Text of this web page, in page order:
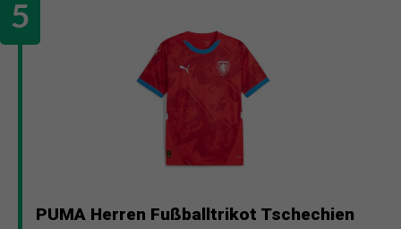
PUMA Herren Fußballtrikot Tschechien